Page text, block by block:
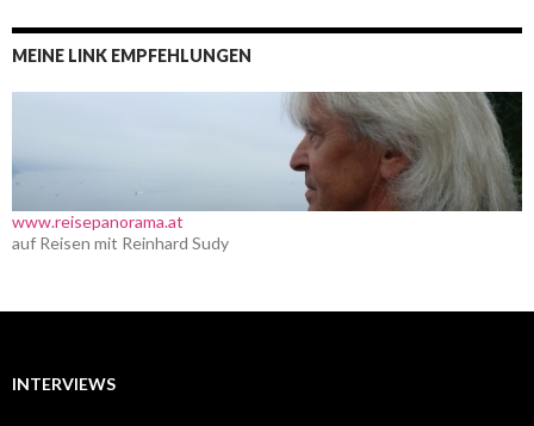
MEINE LINK EMPFEHLUNGEN
www.reisepanorama.at
auf Reisen mit Reinhard Sudy
INTERVIEWS